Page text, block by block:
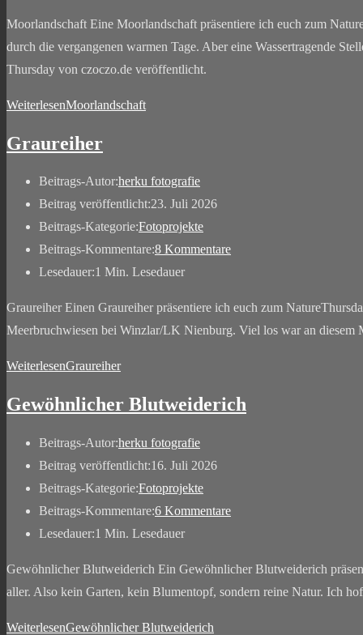
Moorlandschaft Eine Moorlandschaft präsentiere ich euch zum
durch die vergangenen warmen Tage. Aber eine Wassertragende
Thursday von czoczo.de veröffentlicht.
WeiterlesenMoorlandschaft
Graureiher
Beitrags-Autor:herku fotografie
Beitrag veröffentlicht:23. Juli 2026
Beitrags-Kategorie:Fotoprojekte
Beitrags-Kommentare:8 Kommentare
Lesedauer:1 Min. Lesedauer
Graureiher Einen Graureiher präsentiere ich euch zum
Meerbruchwiesen bei Winzlar/LK Nienburg. Viel los war an
WeiterlesenGraureiher
Gewöhnlicher Blutweiderich
Beitrags-Autor:herku fotografie
Beitrag veröffentlicht:16. Juli 2026
Beitrags-Kategorie:Fotoprojekte
Beitrags-Kommentare:6 Kommentare
Lesedauer:1 Min. Lesedauer
Gewöhnlicher Blutweiderich Ein Gewöhnlicher Blutweiderich
aller. Also kein Garten, kein Blumentopf, sondern reine Natur.
WeiterlesenGewöhnlicher Blutweiderich